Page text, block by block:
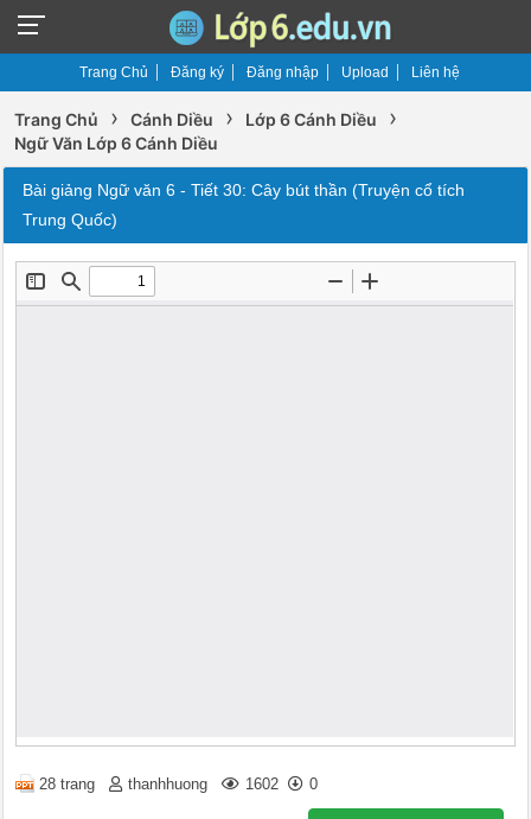
Trang Chủ Đăng ký Đăng nhập Upload Liên hệ
Trang Chủ › Cánh Diều › Lớp 6 Cánh Diều ›
Ngữ Văn Lớp 6 Cánh Diều
Bài giảng Ngữ văn 6 - Tiết 30: Cây bút thần (Truyện cổ tích
Trung Quốc)
28 trang thanhhuong 1602 0